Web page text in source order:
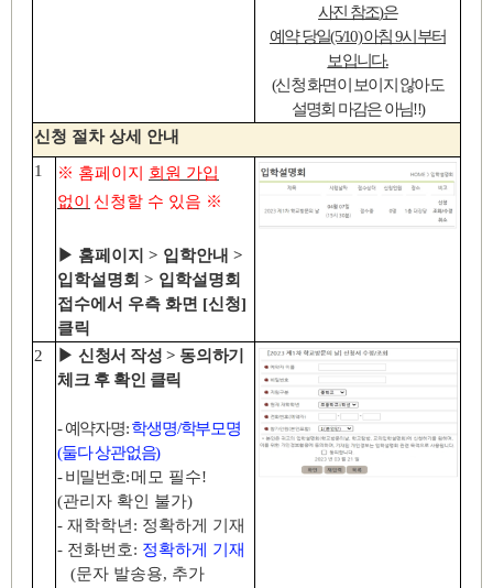
사진 참조)은
예약 당일(5/10)아침9시부터
보입니다.
(신청 화면이 보이지 않아도
설명회 마감은 아님!!)
신청 절차 상세 안내
1
※ 홈페이지 회원 가입
없이
신청할 수 있음 ※
▶ 홈페이지 > 입학안내 >
입학설명회 > 입학설명회
접수에서 우측 화면 [신청]
클릭
2
▶ 신청서 작성> 동의하기
체크 후 확인 클릭
-예약자명:학생명/학부모명
(둘다 상관없음)
-비밀번호:메모 필수!
(관리자 확인 불가)
- 재학학년 : 정확하게 기재
- 전화번호: 정확하게 기재
(문자 발송용, 추가